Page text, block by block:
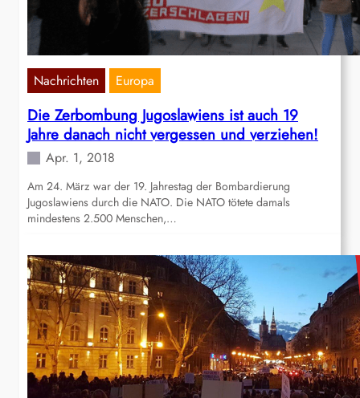
Nachrichten Europa
Die Zerbombung Jugoslawiens ist auch 19
Jahre danach nicht vergessen und verziehen!
Apr. 1, 2018
Am 24. März war der 19. Jahrestag der Bombardierung
Jugoslawiens durch die NATO. Die NATO tötete damals
mindestens 2.500 Menschen,…